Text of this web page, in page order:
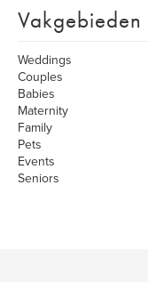
Vakgebieden
Weddings
Couples
Babies
Maternity
Family
Pets
Events
Seniors